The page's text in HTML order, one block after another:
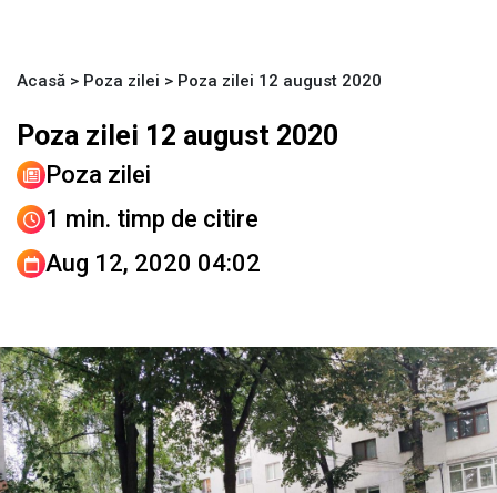
Acasă > Poza zilei > Poza zilei 12 august 2020
Poza zilei 12 august 2020
Poza zilei
1 min. timp de citire
Aug 12, 2020 04:02